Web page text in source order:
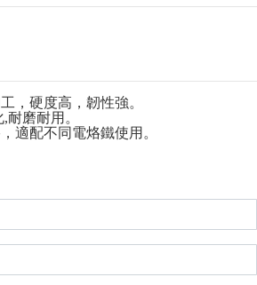
， 硬度高，韌性強。
耐磨耐用 。
適配不同電烙鐵使用。